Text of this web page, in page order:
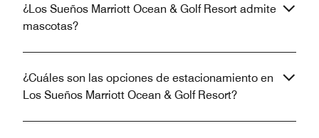
¿Los Sueños Marriott Ocean & Golf Resort admite
mascotas?
¿Cuáles son las opciones de estacionamiento en
Los Sueños Marriott Ocean & Golf Resort?